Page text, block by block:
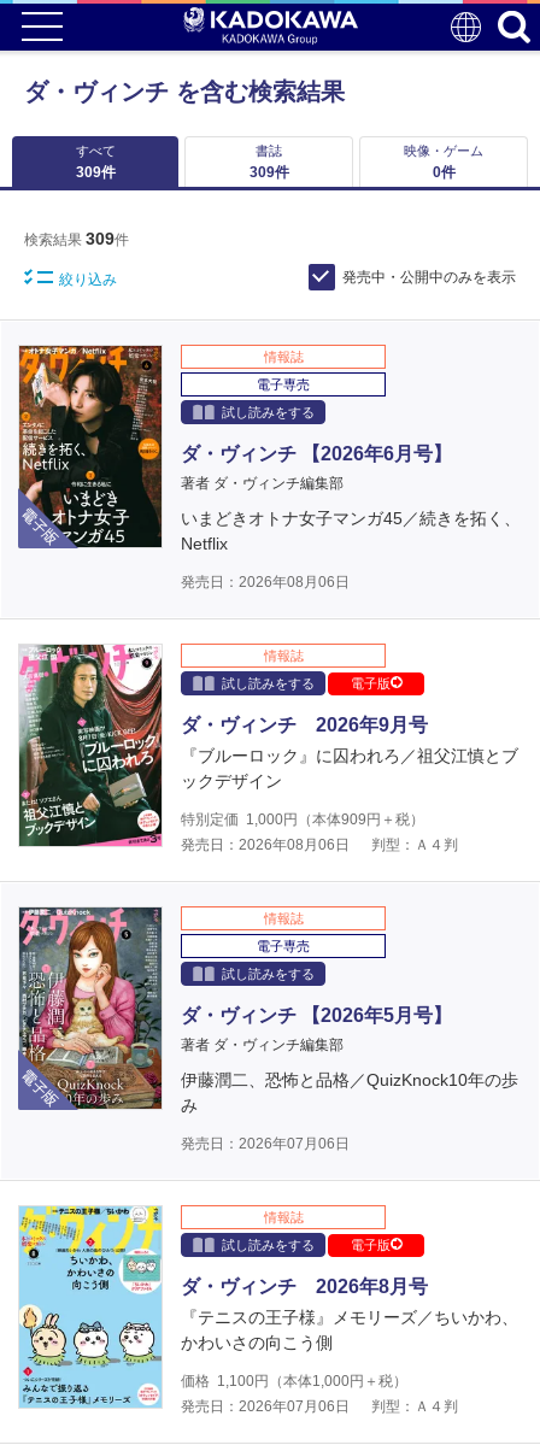
ダ・ヴィンチ を含む検索結果
すべて
309件
書誌
309件
映像・ゲーム
0件
検索結果 309件
絞り込み 発売中・公開中のみを表示
電子版
情報誌
電子専売
試し読みをする
ダ・ヴィンチ 【2026年6月号】
著者 ダ・ヴィンチ編集部
いまどきオトナ女子マンガ45／続きを拓く、
Netflix
発売日：2026年08月06日
情報誌
試し読みをする
電子版
ダ・ヴィンチ 2026年9月号
『ブルーロック』に囚われろ／祖父江慎とブ
ックデザイン
特別定価 1,000円（本体909 円＋税）
発売日：2026年08月06日
判型：Ａ４判
電子版
情報誌
電子専売
試し読みをする
ダ・ヴィンチ 【2026年5月号】
著者 ダ・ヴィンチ編集部
伊藤潤二、恐怖と品格／QuizKnock10年の歩
み
発売日：2026年07月06日
情報誌
試し読みをする
電子版
ダ・ヴィンチ 2026年8月号
『テニスの王子様』メモリーズ／ちいかわ、
かわいさの向こう側
価格 1,100円（本体1,000円＋税）
発売日：2026年07月06日
判型：Ａ４判